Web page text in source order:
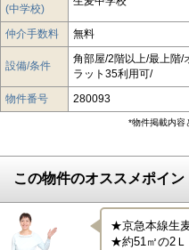
(中学校)
仲介手数料 無料
設備/条件
角部屋/2階以上/最上階/
ラット35利用可/
物件番号
280093
*物件掲載内容
この物件のオススメポイン
★京急本線生
★約51㎡の2Ｌ